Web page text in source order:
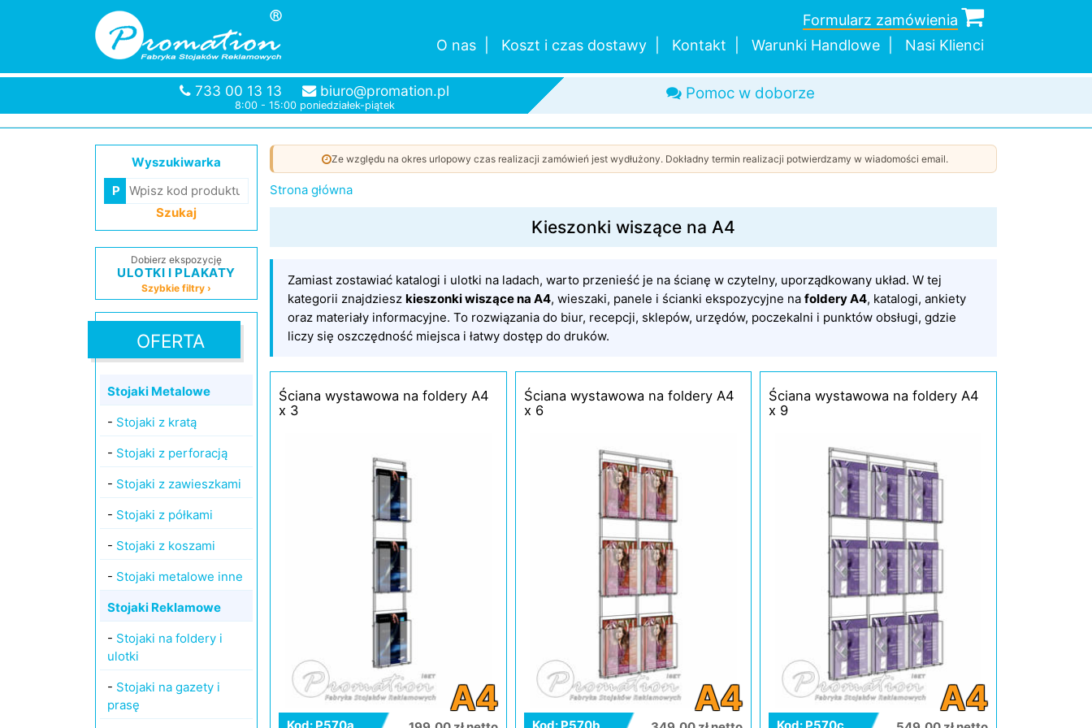
O nas Koszt i czas dostawy Kontakt Warunki Handlowe Nasi Klienci
Formularz zamówienia
733 00 13 13 biuro@promation.pl
8:00 - 15:00 poniedziałek-piątek
Szybka wysyłka
Wyszukiwarka
Szukaj
Dobierz ekspozycję
ULOTKI I PLAKATY
Szybkie filtry ›
OFERTA
Stojaki Metalowe
- Stojaki z kratą
- Stojaki z perforacją
- Stojaki z zawieszkami
- Stojaki z półkami
- Stojaki z koszami
- Stojaki metalowe inne
Stojaki Reklamowe
- Stojaki na foldery i
ulotki
- Stojaki na gazety i
prasę
Ze względu na okres urlopowy czas realizacji zamówień jest wydłużony. Dokładny termin realizacji potwierdzamy w wiadomości email.
Strona główna
Kieszonki wiszące na A4
Zamiast zostawiać katalogi i ulotki na ladach, warto przenieść je na ścianę w czytelny, uporządkowany układ. W tej
kategorii znajdziesz kieszonki wiszące na A4, wieszaki, panele i ścianki ekspozycyjne na foldery A4, katalogi, ankiety
oraz materiały informacyjne. To rozwiązania do biur, recepcji, sklepów, urzędów, poczekalni i punktów obsługi, gdzie
liczy się oszczędność miejsca i łatwy dostęp do druków.
Ściana wystawowa na foldery A4
x 3
A4
Ściana wystawowa na foldery A4
x 6
A4
Ściana wystawowa na foldery A4
x 9
A4